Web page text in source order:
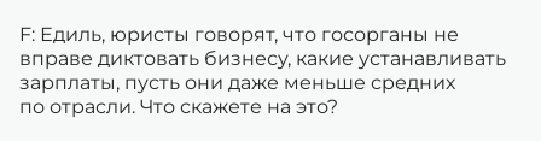
F: Едиль, юристы говорят, что госорганы не
вправе диктовать бизнесу, какие устанавливать
зарплаты, пусть они даже меньше средних
по отрасли. Что скажете на это?